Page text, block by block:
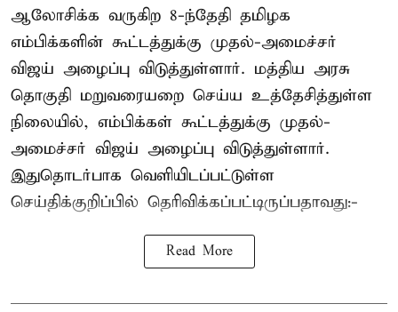
ஆலோசிக்க வருகிற 8-ந்தேதி தமிழக
எம்பிக்களின் கூட்டத்துக்கு முதல்-அமைச்சர்
விஜய் அழைப்பு விடுத்துள்ளார். மத்திய அரசு
தொகுதி மறுவரையறை செய்ய உத்தேசித்துள்ள
நிலையில், எம்பிக்கள் கூட்டத்துக்கு முதல்-
அமைச்சர் விஜய் அழைப்பு விடுத்துள்ளார்.
இதுதொடர்பாக வெளியிடப்பட்டுள்ள
செய்திக்குறிப்பில் தெரிவிக்கப்பட்டிருப்பதாவது:-
Read More